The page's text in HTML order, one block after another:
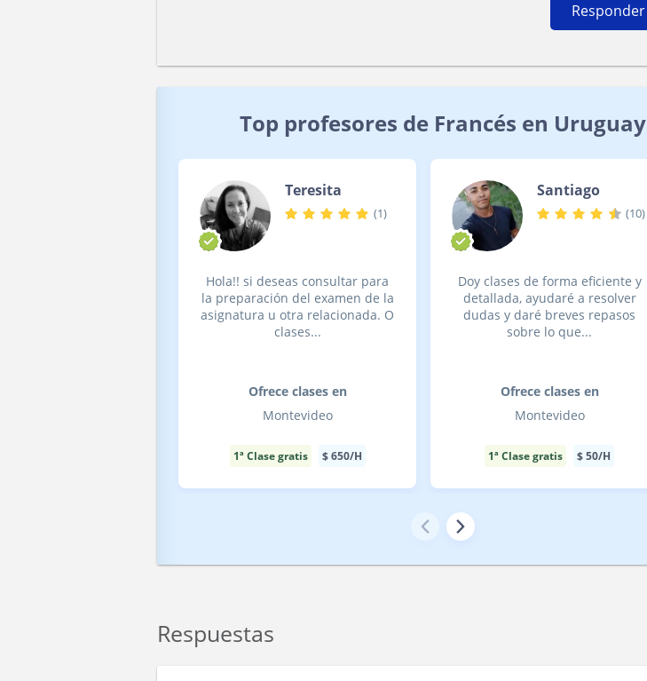
Responder
Top profesores de Francés en Uruguay
Teresita
(1)
Hola!! si deseas consultar para
la preparación del examen de la
asignatura u otra relacionada. O
clases...
Ofrece clases en
Montevideo
1ª Clase gratis $650/H
Santiago
(10)
Doy clases de forma eficiente y
detallada, ayudaré a resolver
dudas y daré breves repasos
sobre lo que...
Ofrece clases en
Montevideo
1ª Clase gratis $50/H
Respuestas